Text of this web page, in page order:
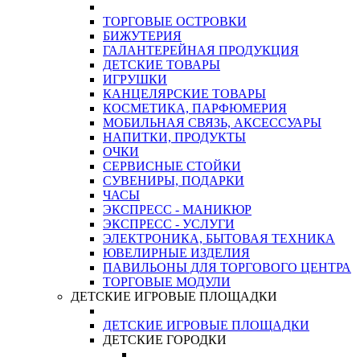
ТОРГОВЫЕ ОСТРОВКИ
БИЖУТЕРИЯ
ГАЛАНТЕРЕЙНАЯ ПРОДУКЦИЯ
ДЕТСКИЕ ТОВАРЫ
ИГРУШКИ
КАНЦЕЛЯРСКИЕ ТОВАРЫ
КОСМЕТИКА, ПАРФЮМЕРИЯ
МОБИЛЬНАЯ СВЯЗЬ, АКСЕССУАРЫ
НАПИТКИ, ПРОДУКТЫ
ОЧКИ
СЕРВИСНЫЕ СТОЙКИ
СУВЕНИРЫ, ПОДАРКИ
ЧАСЫ
ЭКСПРЕСС - МАНИКЮР
ЭКСПРЕСС - УСЛУГИ
ЭЛЕКТРОНИКА, БЫТОВАЯ ТЕХНИКА
ЮВЕЛИРНЫЕ ИЗДЕЛИЯ
ПАВИЛЬОНЫ ДЛЯ ТОРГОВОГО ЦЕНТРА
ТОРГОВЫЕ МОДУЛИ
ДЕТСКИЕ ИГРОВЫЕ ПЛОЩАДКИ
ДЕТСКИЕ ИГРОВЫЕ ПЛОЩАДКИ
ДЕТСКИЕ ГОРОДКИ